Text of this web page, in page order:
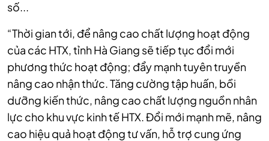
số...
“Thời gian tới, để nâng cao chất lượng hoạt động
của các HTX, tỉnh Hà Giang sẽ tiếp tục đổi mới
phương thức hoạt động; đẩy mạnh tuyên truyền
nâng cao nhận thức. Tăng cường tập huấn, bồi
dưỡng kiến thức, nâng cao chất lượng nguồn nhân
lực cho khu vực kinh tế HTX. Đổi mới mạnh mẽ, nâng
cao hiệu quả hoạt động tư vấn, hỗ trợ cung ứng